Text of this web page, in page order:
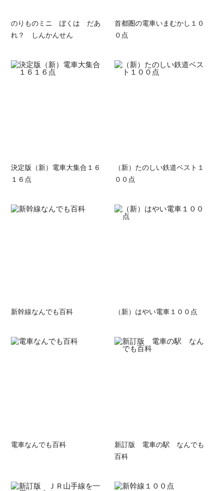
のりものミニ ぼくは だあ
れ？ しんかんせん
首都圏の電車いまむかし１０
０点
決定版（新）電車大集合１６
１６点
（新）たのしい鉄道ベスト１
００点
新幹線なんでも百科 （新）はやい電車１００点
電車なんでも百科
新訂版 電車の駅 なんでも
百科